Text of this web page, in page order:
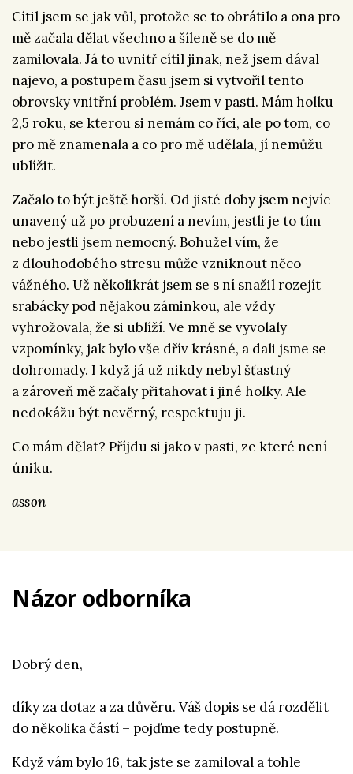
Cítil jsem se jak vůl, protože se to obrátilo a ona pro
mě začala dělat všechno a šíleně se do mě
zamilovala. Já to uvnitř cítil jinak, než jsem dával
najevo, a postupem času jsem si vytvořil tento
obrovsky vnitřní problém. Jsem v pasti. Mám holku
2,5 roku, se kterou si nemám co říci, ale po tom, co
pro mě znamenala a co pro mě udělala, jí nemůžu
ublížit.
Začalo to být ještě horší. Od jisté doby jsem nejvíc
unavený už po probuzení a nevím, jestli je to tím
nebo jestli jsem nemocný. Bohužel vím, že
z dlouhodobého stresu může vzniknout něco
vážného. Už několikrát jsem se s ní snažil rozejít
srabácky pod nějakou záminkou, ale vždy
vyhrožovala, že si ublíží. Ve mně se vyvolaly
vzpomínky, jak bylo vše dřív krásné, a dali jsme se
dohromady. I když já už nikdy nebyl šťastný
a zároveň mě začaly přitahovat i jiné holky. Ale
nedokážu být nevěrný, respektuju ji.
Co mám dělat? Příjdu si jako v pasti, ze které není
úniku.
asson
Názor odborníka
Dobrý den,
díky za dotaz a za důvěru. Váš dopis se dá rozdělit
do několika částí – pojďme tedy postupně.
Když vám bylo 16, tak jste se zamiloval a tohle